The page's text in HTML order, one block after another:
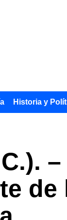
Historia y